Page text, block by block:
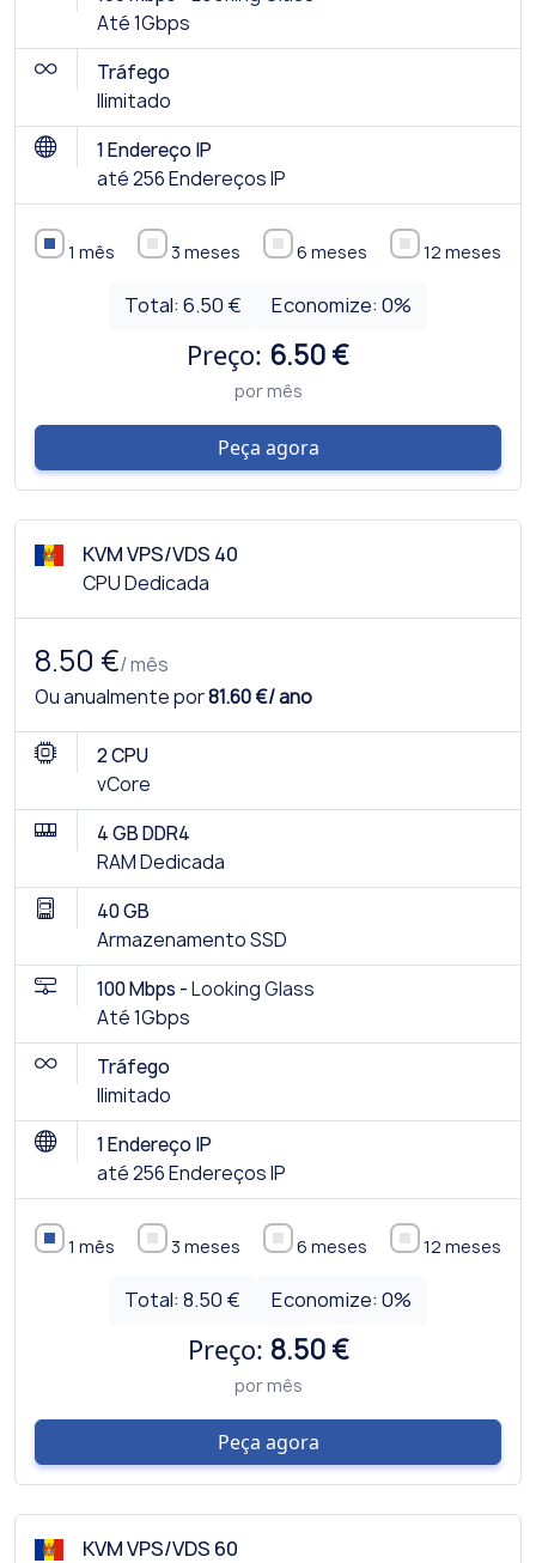
Até 1Gbps
Tráfego
Ilimitado
1 Endereço IP
até 256 Endereços IP
1 mês 3 meses 6 meses 12 meses
Total: 6.50 € Economize:0%
Preço: 6.50 €
por mês
Peça agora
KVM VPS/VDS 40
CPU Dedicada
8.50 €/ mês
Ou anualmente por81.60 €/ ano
2 CPU
vCore
4 GB DDR4
RAM Dedicada
40 GB
Armazenamento SSD
100 Mbps -Looking Glass
Até 1Gbps
Tráfego
Ilimitado
1 Endereço IP
até 256 Endereços IP
1 mês 3 meses 6 meses 12 meses
Total:8.50 € Economize: 0%
Preço: 8.50 €
por mês
Peça agora
KVM VPS/VDS 60